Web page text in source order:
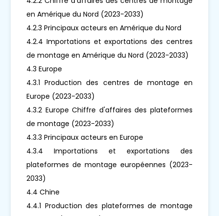
en Amérique du Nord (2023-2033)
4.2.3 Principaux acteurs en Amérique du Nord
4.2.4 Importations et exportations des centres
de montage en Amérique du Nord (2023-2033)
4.3 Europe
4.3.1 Production des centres de montage en
Europe (2023-2033)
4.3.2 Europe Chiffre d'affaires des plateformes
de montage (2023-2033)
4.3.3 Principaux acteurs en Europe
4.3.4 Importations et exportations des
plateformes de montage européennes (2023-
2033)
4.4 Chine
4.4.1 Production des plateformes de montage